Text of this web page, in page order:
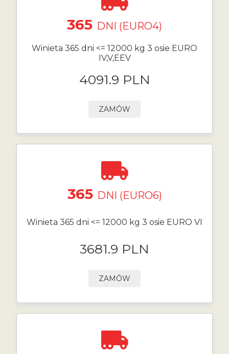
365 DNI (EURO4)
Winieta 365 dni <= 12000 kg 3 osie EURO
IV,V,EEV
4091.9 PLN
ZAMÓW
365 DNI (EURO6)
Winieta 365 dni <= 12000 kg 3 osie EURO VI
3681.9 PLN
ZAMÓW